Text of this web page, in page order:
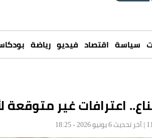
سياسة اقتصاد فيديو رياضة
اعترافات غير